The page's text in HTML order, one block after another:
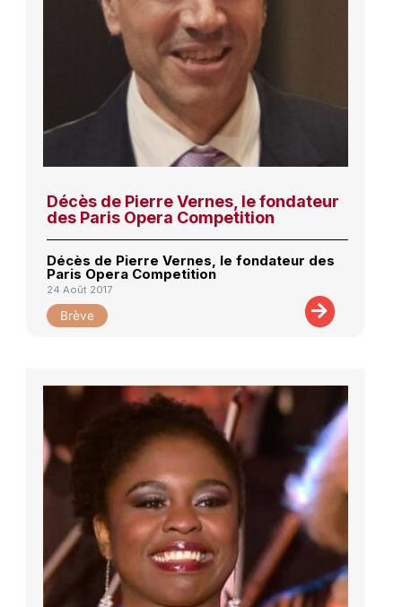
Décès de Pierre Vernes, le fondateur
des Paris Opera Competition
Décès de Pierre Vernes, le fondateur des
Paris Opera Competition
24 Août 2017
Brève